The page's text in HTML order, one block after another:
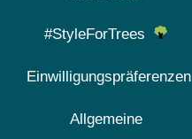
#StyleForTrees
Einwilligungspräferenzen
Allgemeine